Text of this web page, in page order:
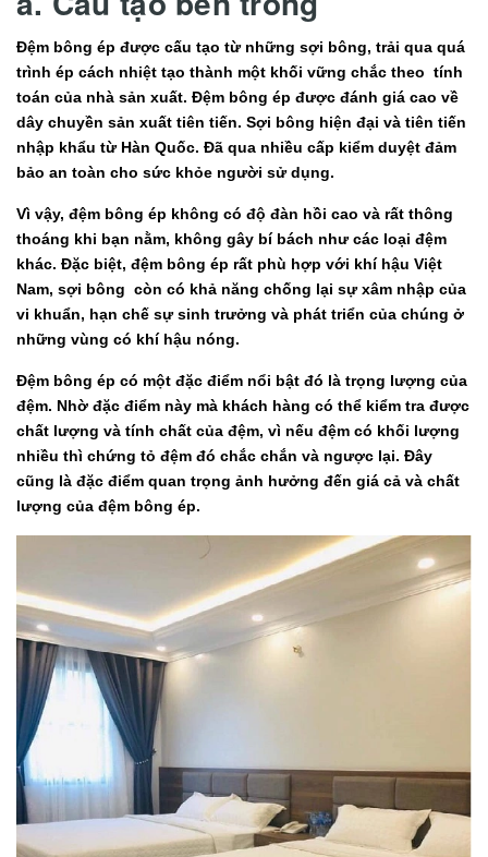
Đệm bông ép được cấu tạo từ những sợi bông, trải qua quá
trình ép cách nhiệt tạo thành một khối vững chắc theo tính
toán của nhà sản xuất. Đệm bông ép được đánh giá cao về
dây chuyền sản xuất tiên tiến. Sợi bông hiện đại và tiên tiến
nhập khẩu từ Hàn Quốc. Đã qua nhiều cấp kiểm duyệt đảm
bảo an toàn cho sức khỏe người sử dụng.
Vì vậy, đệm bông ép không có độ đàn hồi cao và rất thông
thoáng khi bạn nằm, không gây bí bách như các loại đệm
khác. Đặc biệt, đệm bông ép rất phù hợp với khí hậu Việt
Nam, sợi bông còn có khả năng chống lại sự xâm nhập của
vi khuẩn, hạn chế sự sinh trưởng và phát triển của chúng ở
những vùng có khí hậu nóng.
Đệm bông ép có một đặc điểm nổi bật đó là trọng lượng của
đệm. Nhờ đặc điểm này mà khách hàng có thể kiểm tra được
chất lượng và tính chất của đệm, vì nếu đệm có khối lượng
nhiều thì chứng tỏ đệm đó chắc chắn và ngược lại. Đây
cũng là đặc điểm quan trọng ảnh hưởng đến giá cả và chất
lượng của đệm bông ép.